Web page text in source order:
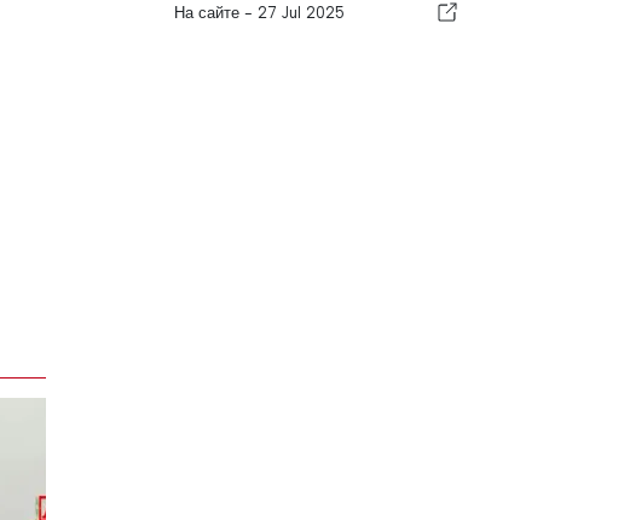
На сайте - 27 Jul 2025